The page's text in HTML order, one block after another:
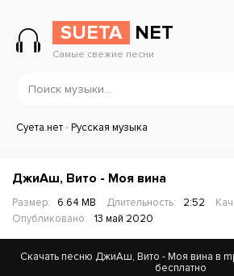
SUETA NET
Самые свежие песни
Суета.нет-Русская музыка
ДжиАш, Вито - Моя вина
Размер: 6.64 MB Длительность: 2:52
Опубликовано:
13 май 2020
Скачать песню ДжиАш, Вито - Моя вина в
бесплатно